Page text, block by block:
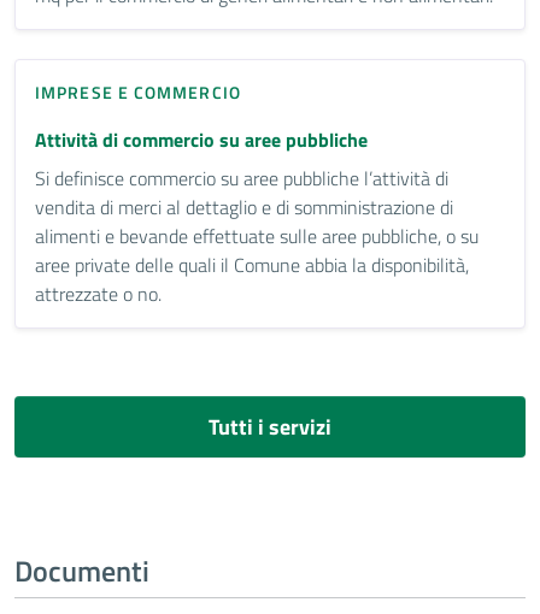
IMPRESE E COMMERCIO
Attività di commercio su aree pubbliche
Si definisce commercio su aree pubbliche l’attività di
vendita di merci al dettaglio e di somministrazione di
alimenti e bevande effettuate sulle aree pubbliche, o su
aree private delle quali il Comune abbia la disponibilità,
attrezzate o no.
Tutti i servizi
Documenti